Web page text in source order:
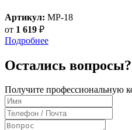
Артикул: MP-18
от 1 619 ₽
Подробнее
Остались вопросы?
Получите профессиональную